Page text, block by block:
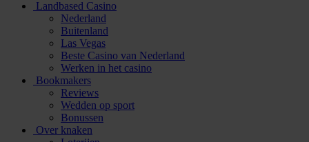
Landbased Casino
Nederland
Buitenland
Las Vegas
Beste Casino van Nederland
Werken in het casino
Bookmakers
Reviews
Wedden op sport
Bonussen
Over knaken